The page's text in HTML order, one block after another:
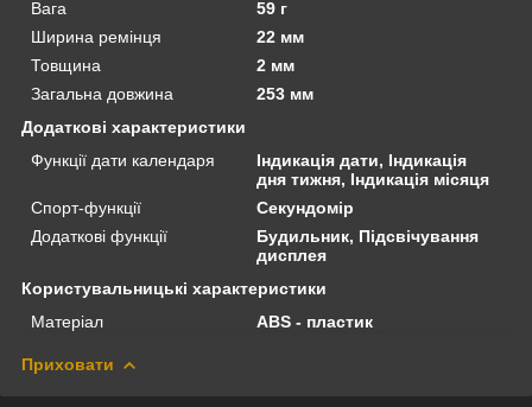
Вага
59 г
Ширина ремінця
22 мм
Товщина
2 мм
Загальна довжина
253 мм
Додаткові характеристики
Функції дати календаря
Індикація дати, Індикація
дня тижня, Індикація місяця
Спорт-функції
Секундомір
Додаткові функції
Будильник, Підсвічування
дисплея
Користувальницькі характеристики
Матеріал
ABS - пластик
Приховати